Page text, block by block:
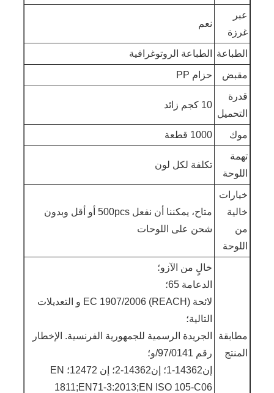
عبر
غرزة
نعم
الطباعة الطباعة الروتوغرافية
مقبض حزام PP
قدرة
التحميل
10 كجم زائد
موك 1000 قطعة
تهمة
اللوحة
تكلفة لكل لون
خيارات
خالية
من
اللوحة
متاح، يمكننا أن نفعل 500pcs أو أقل وبدون
شحن على اللوحات
مطابقة
المنتج
خالٍ من الآزو؛
الدعامة 65؛
لائحة EC 1907/2006 (REACH) و التعديلات
التالية؛
الجريدة الرسمية للجمهورية الفرنسية. الإخطار
رقم 97/0141/و؛
إن14362-1؛ إن14362-2؛ إن 12472؛ EN
1811;EN71-3:2013;EN ISO 105-C06